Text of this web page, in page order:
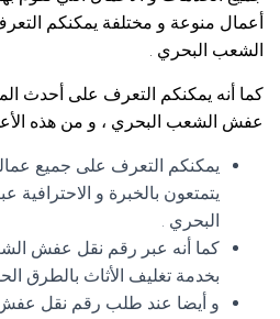
أعمال منوعة و مختلفة يمكنكم
الشعب البحري .
كما أنه يمكنكم التعرف على أحدث
عفش الشعب البحري ، و من هذه
يمكنكم التعرف على جميع
يتمتعون بالخبرة و
البحري .
كما أنه عبر رقم نقل عفش
بخدمة تغليف الأثاث بالطرق
و أيضا عند طلب رقم نقل